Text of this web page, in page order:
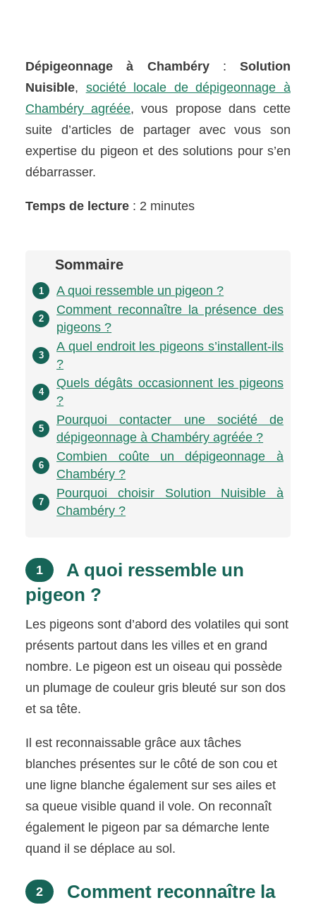
Dépigeonnage à Chambéry: Solution
Nuisible, société locale de dépigeonnage à
Chambéry agréée, vous propose dans cette
suite d’articles de partager avec vous son
expertise du pigeon et des solutions pour s’en
débarrasser.
Temps de lecture : 2 minutes
Sommaire
1 A quoi ressemble un pigeon ?
2
Comment reconnaître la présence des
pigeons ?
3
A quel endroit les pigeons s’installent-ils
?
4
Quels dégâts occasionnent les pigeons
?
5
Pourquoi contacter une société de
dépigeonnage à Chambéry agréée ?
6
Combien coûte un dépigeonnage à
Chambéry ?
7
Pourquoi choisir Solution Nuisible à
Chambéry ?
1
A quoi ressemble un
pigeon ?
Les pigeons sont d’abord des volatiles qui sont
présents partout dans les villes et en grand
nombre. Le pigeon est un oiseau qui possède
un plumage de couleur gris bleuté sur son dos
et sa tête.
Il est reconnaissable grâce aux tâches
blanches présentes sur le côté de son cou et
une ligne blanche également sur ses ailes et
sa queue visible quand il vole. On reconnaît
également le pigeon par sa démarche lente
quand il se déplace au sol.
2
Comment reconnaître la